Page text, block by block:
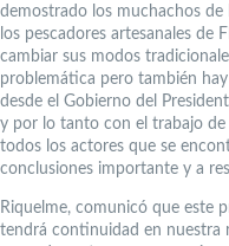
demostrado los muchachos
los pescadores artesanales de
cambiar sus modos
problemática pero también
desde el Gobierno del
y por lo tanto con el trabajo de
todos los actores que se
conclusiones importante y a
Riquelme, comunicó que este
tendrá continuidad en nuestra